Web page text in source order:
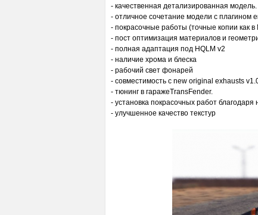
- качественная детализированная модель.
- отличное сочетание модели с плагином
- покрасочные работы (точные копии как в
- пост оптимизация материалов и
- полная адаптация под HQLM v2
- наличие хрома и блеска
- рабочий свет фонарей
- совместимость с new original exhausts
- тюнинг в гаражеTransFender.
- установка покрасочных работ
- улучшенное качество текстур